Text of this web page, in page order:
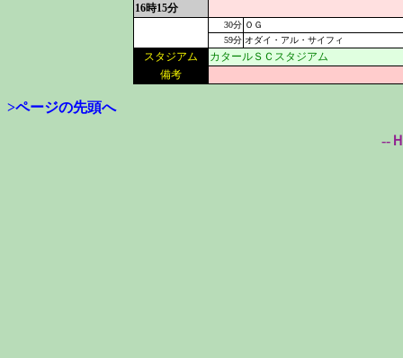
16時15分
30分 ＯＧ
59分 オダイ・アル・サイフィ
スタジアム
カタールＳＣスタジアム
備考
>ページの先頭へ
--